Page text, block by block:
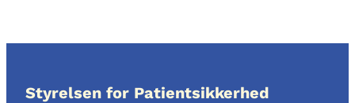
Styrelsen for Patientsikkerhed